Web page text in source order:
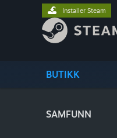
BUTIKK
SAMFUNN
Installer Steam